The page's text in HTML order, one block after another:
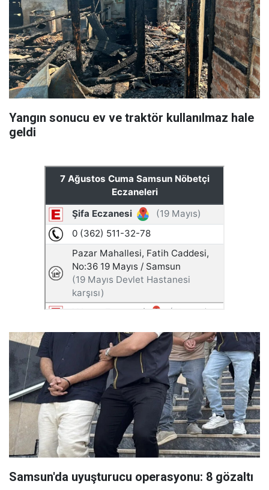
Yangın sonucu ev ve traktör kullanılmaz hale
geldi
Samsun'da uyuşturucu operasyonu: 8 gözaltı